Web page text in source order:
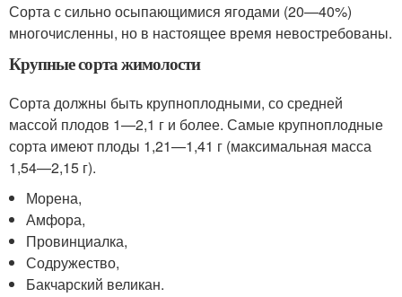
Сорта с сильно осыпающимися ягодами (20—40%)
многочисленны, но в настоящее время невостребованы.
Крупные сорта жимолости
Сорта должны быть крупноплодными, со средней
массой плодов 1—2,1 г и более. Самые крупноплодные
сорта имеют плоды 1,21—1,41 г (максимальная масса
1,54—2,15 г).
Морена,
Амфора,
Провинциалка,
Содружество,
Бакчарский великан.